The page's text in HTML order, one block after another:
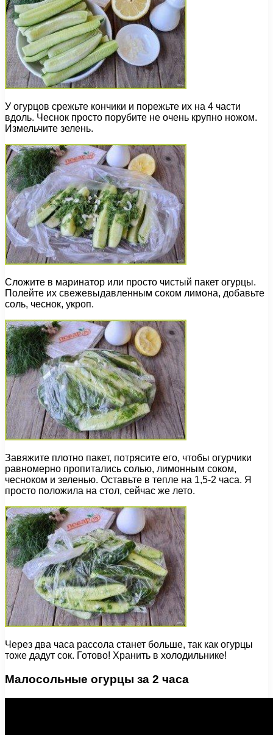
У огурцов срежьте кончики и порежьте их на 4 части
вдоль. Чеснок просто порубите не очень крупно ножом.
Измельчите зелень.
Сложите в маринатор или просто чистый пакет огурцы.
Полейте их свежевыдавленным соком лимона, добавьте
соль, чеснок, укроп.
Завяжите плотно пакет, потрясите его, чтобы огурчики
равномерно пропитались солью, лимонным соком,
чесноком и зеленью. Оставьте в тепле на 1,5-2 часа. Я
просто положила на стол, сейчас же лето.
Через два часа рассола станет больше, так как огурцы
тоже дадут сок. Готово! Хранить в холодильнике!
Малосольные огурцы за 2 часа